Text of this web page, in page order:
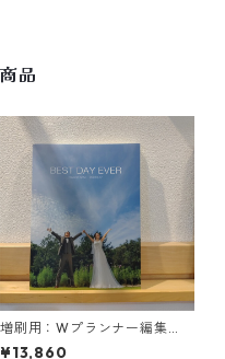
品
増刷用：Wプランナー編集
【結婚式・両親贈呈品フォト
¥13,860